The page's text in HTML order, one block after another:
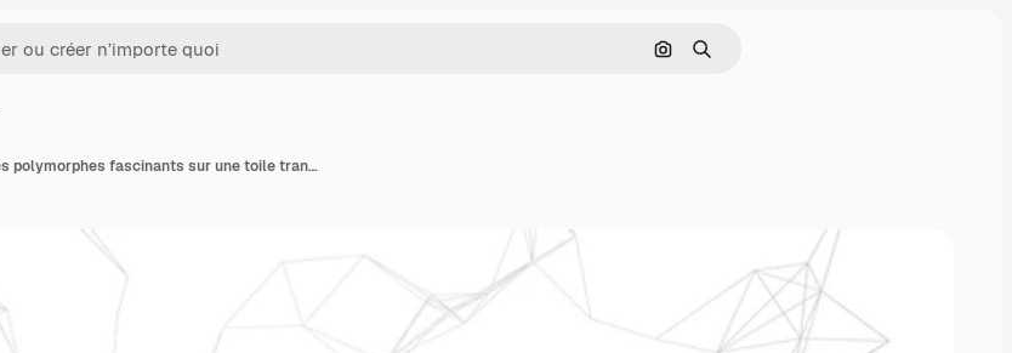
Rechercher par image
Rechercher
Des motifs de lignes géométriques polymorphes fascinants sur une toile transparente Danse des formes et de la symétrie